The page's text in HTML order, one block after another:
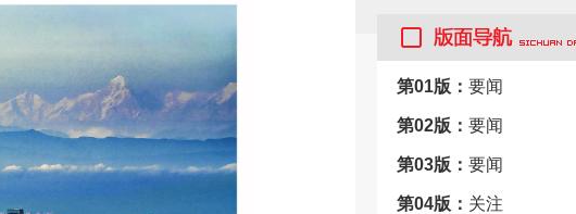
第01版： 要闻
第02版： 要闻
第03版： 要闻
第04版： 关注